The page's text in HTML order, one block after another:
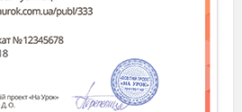
хмарки над нами…»
між цитатою з поезії В.
засобами виразності